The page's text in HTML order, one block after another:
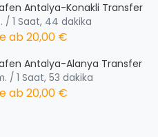
Antalya-Konakli Transfer
/ 1 Saat, 44 dakika
ab20,00 €
Antalya-Alanya Transfer
/ 1 Saat, 53 dakika
ab20,00 €